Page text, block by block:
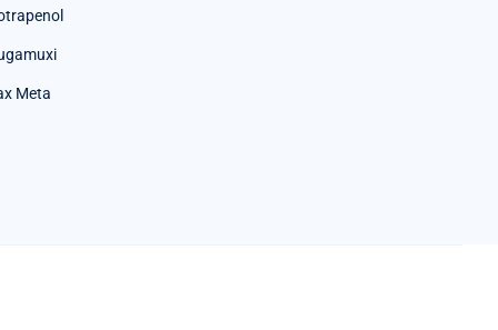
Meta